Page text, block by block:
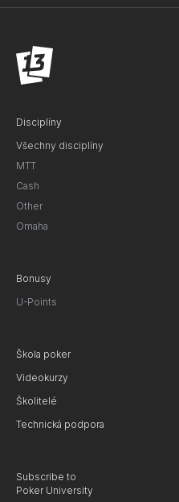
Disciplíny
Všechny disciplíny
MTT
Cash
Other
Omaha
Bonusy
U-Points
Škola poker
Videokurzy
Školitelé
Technická podpora
Subscribe to
Poker University